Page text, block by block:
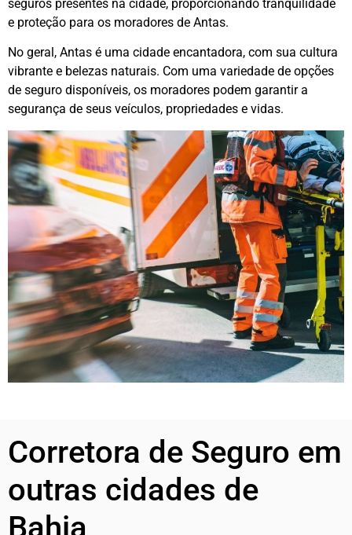
seguros presentes na cidade, proporcionando tranquilidade
e proteção para os moradores de Antas.
No geral, Antas é uma cidade encantadora, com sua cultura
vibrante e belezas naturais. Com uma variedade de opções
de seguro disponíveis, os moradores podem garantir a
segurança de seus veículos, propriedades e vidas.
Corretora de Seguro em
outras cidades de
Bahia